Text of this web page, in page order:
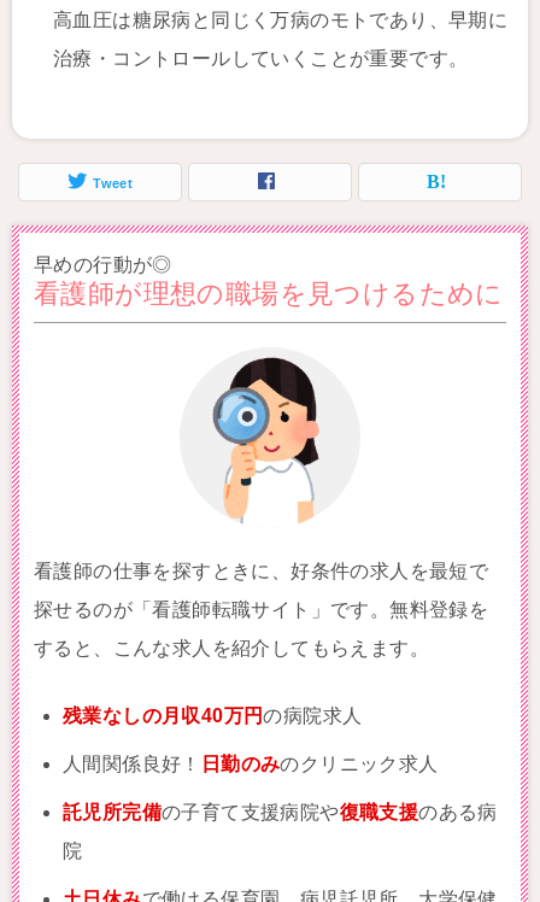
高血圧は糖尿病と同じく万病のモトであり、早期に
治療・コントロールしていくことが重要です。
Tweet
早めの行動が◎
看護師が理想の職場を見つけるために
看護師の仕事を探すときに、好条件の求人を最短で
探せるのが「看護師転職サイト」です。無料登録を
すると、こんな求人を紹介してもらえます。
残業なしの月収40万円の病院求人
人間関係良好！ 日勤のみのクリニック求人
託児所完備の子育て支援病院や復職支援のある病
院